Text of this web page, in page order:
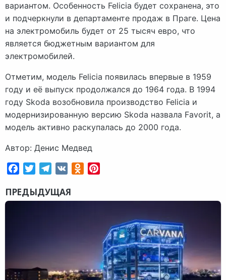
вариантом. Особенность Felicia будет сохранена, это
и подчеркнули в департаменте продаж в Праге. Цена
на электромобиль будет от 25 тысяч евро, что
является бюджетным вариантом для
электромобилей.
Отметим, модель Felicia появилась впервые в 1959
году и её выпуск продолжался до 1964 года. В 1994
году Skoda возобновила производство Felicia и
модернизированную версию Skoda назвала Favorit, а
модель активно раскупалась до 2000 года.
Автор: Денис Медвед
FacebookTwitterTelegram
VK Odnoklassniki
ПРЕДЫДУЩАЯ